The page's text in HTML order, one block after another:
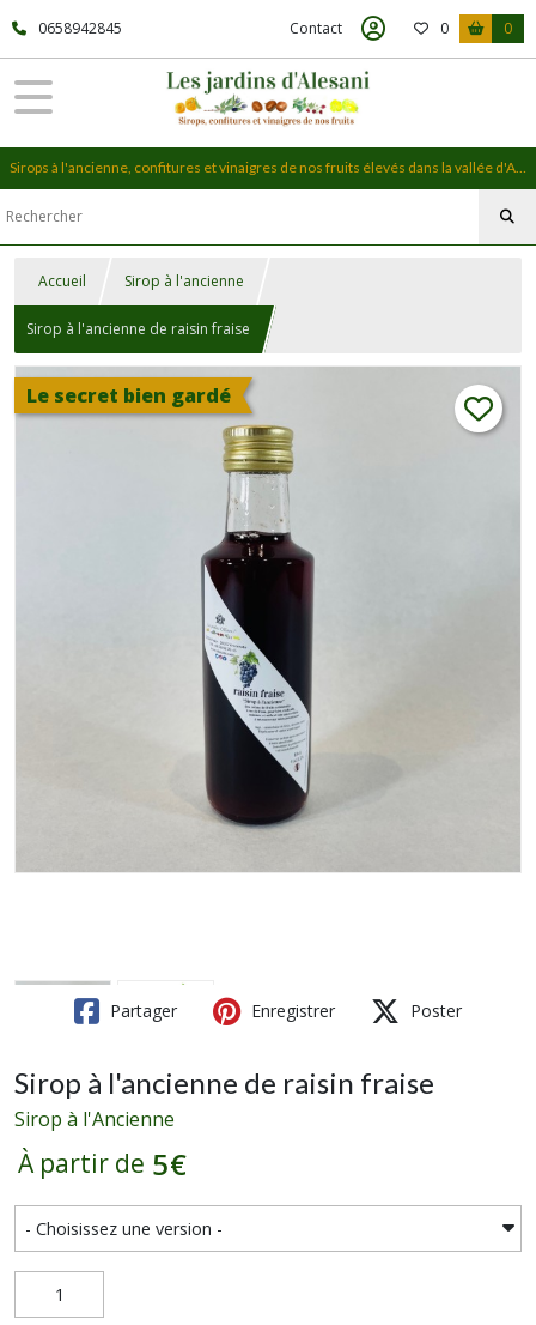
0658942845 Contact 0 0
Sirops à l'ancienne, confitures et vinaigres de nos fruits élevés dans la vallée d'Alesani, en Haute-Corse
Accueil Sirop à l'ancienne
Sirop à l'ancienne de raisin fraise
Le secret bien gardé
Partager Enregistrer Poster
Sirop à l'ancienne de raisin fraise
Sirop à l'Ancienne
À partir de 5€